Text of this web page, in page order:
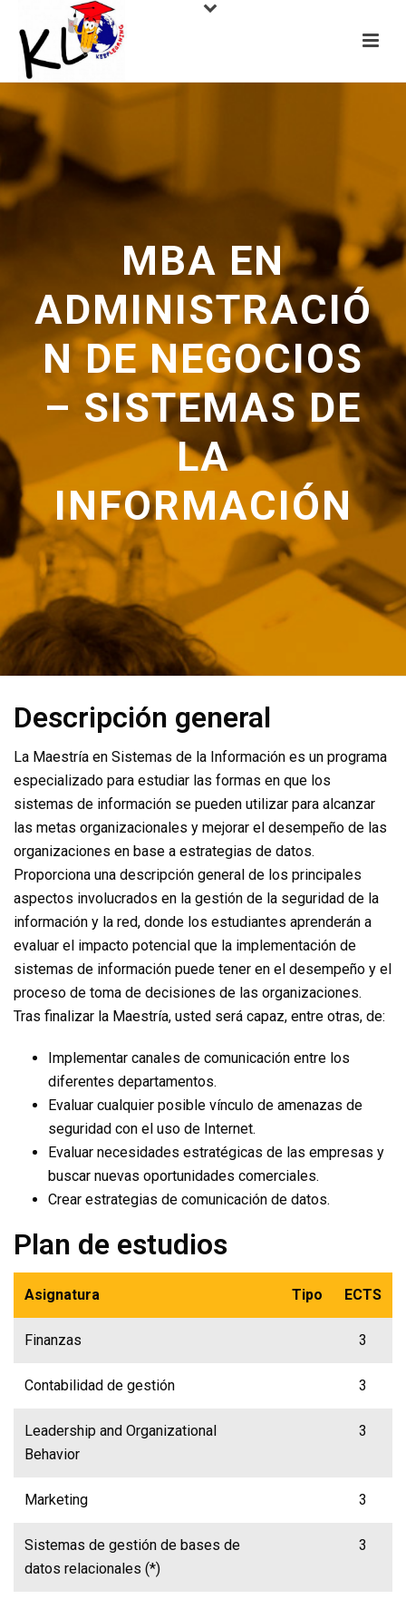
MBA EN
ADMINISTRACIÓ
N DE NEGOCIOS
– SISTEMAS DE
LA
INFORMACIÓN
Descripción general
La Maestría en Sistemas de la Información es un programa
especializado para estudiar las formas en que los
sistemas de información se pueden utilizar para alcanzar
las metas organizacionales y mejorar el desempeño de las
organizaciones en base a estrategias de datos.
Proporciona una descripción general de los principales
aspectos involucrados en la gestión de la seguridad de la
información y la red, donde los estudiantes aprenderán a
evaluar el impacto potencial que la implementación de
sistemas de información puede tener en el desempeño y el
proceso de toma de decisiones de las organizaciones.
Tras finalizar la Maestría, usted será capaz, entre otras, de:
Implementar canales de comunicación entre los
diferentes departamentos.
Evaluar cualquier posible vínculo de amenazas de
seguridad con el uso de Internet.
Evaluar necesidades estratégicas de las empresas y
buscar nuevas oportunidades comerciales.
Crear estrategias de comunicación de datos.
Plan de estudios
Asignatura Tipo ECTS
Finanzas 3
Contabilidad de gestión 3
Leadership and Organizational
Behavior
3
Marketing 3
Sistemas de gestión de bases de
datos relacionales (*)
3